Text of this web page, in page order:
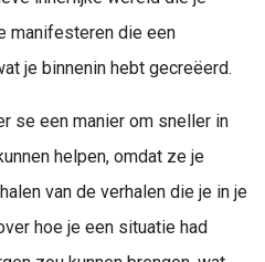
manifesteren die een
je binnenin hebt gecreëerd.
se een manier om sneller in
helpen, omdat ze je
van de verhalen die je in je
hoe je een situatie had